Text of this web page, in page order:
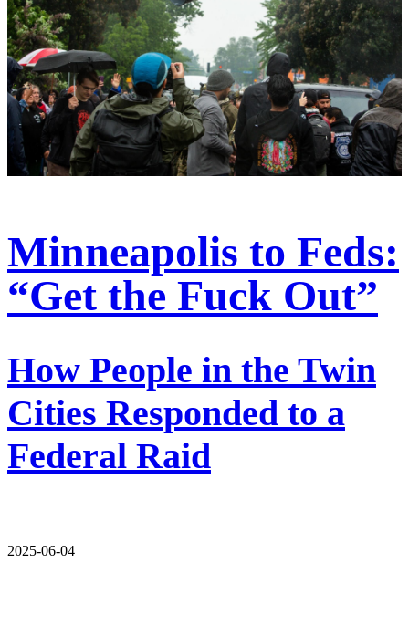
Minneapolis to Feds:
“Get the Fuck Out”
How People in the Twin
Cities Responded to a
Federal Raid
2025-06-04